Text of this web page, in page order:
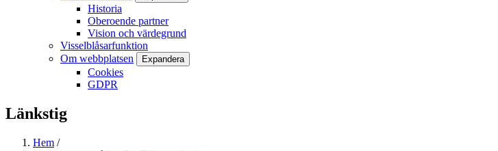
Historia
Oberoende partner
Vision och värdegrund
Visselblåsarfunktion
Om webbplatsen
Expandera
Cookies
GDPR
Länkstig
Hem /